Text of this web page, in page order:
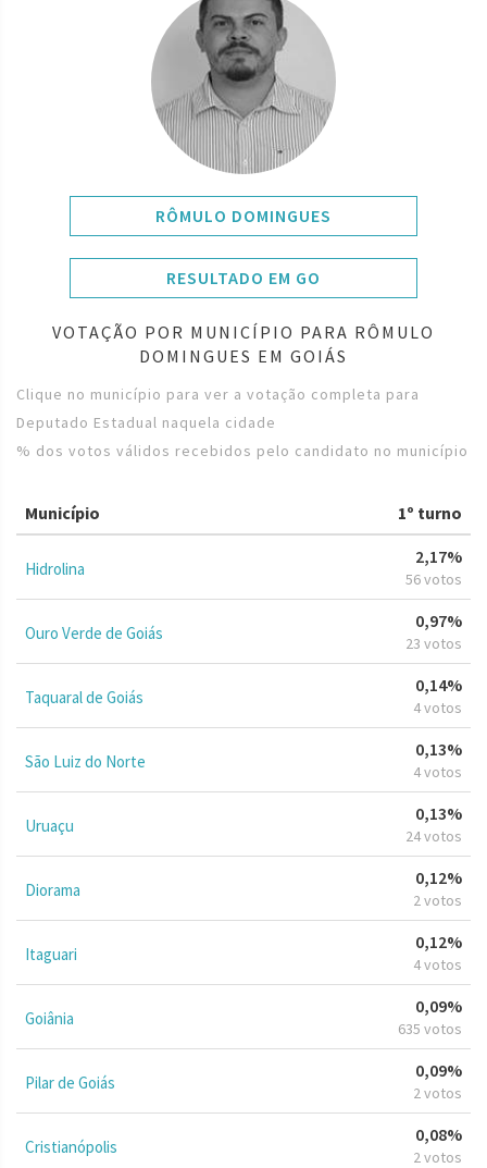
RÔMULO DOMINGUES
RESULTADO EM GO
VOTAÇÃO POR MUNICÍPIO PARA RÔMULO
DOMINGUES EM GOIÁS
Clique no município para ver a votação completa para
Deputado Estadual naquela cidade
% dos votos válidos recebidos pelo candidato no município
Município 1º turno
Hidrolina
2,17%
56 votos
Ouro Verde de Goiás
0,97%
23 votos
Taquaral de Goiás
0,14%
4 votos
São Luiz do Norte
0,13%
4 votos
Uruaçu
0,13%
24 votos
Diorama
0,12%
2 votos
Itaguari
0,12%
4 votos
Goiânia
0,09%
635 votos
Pilar de Goiás
0,09%
2 votos
Cristianópolis
0,08%
2 votos